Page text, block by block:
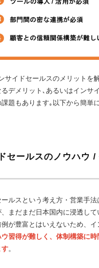
サイドセールスのメリットを
デメリット､あるいはインサ
題もあります｡以下から簡単
セールスのノウハウ
ルスという考え方・営業手
まだまだ日本国内に浸透して
が豊富とはいえないため、
ウ習得が難しく、体制構築に
す。